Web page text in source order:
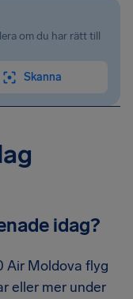
om du har rätt till
Skanna
idag?
Air Moldova flyg
eller mer under